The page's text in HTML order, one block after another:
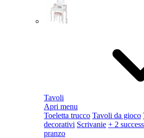
Tavoli
Apri menu
Toeletta trucco Tavoli da gioco
decorativi Scrivanie + 2
pranzo